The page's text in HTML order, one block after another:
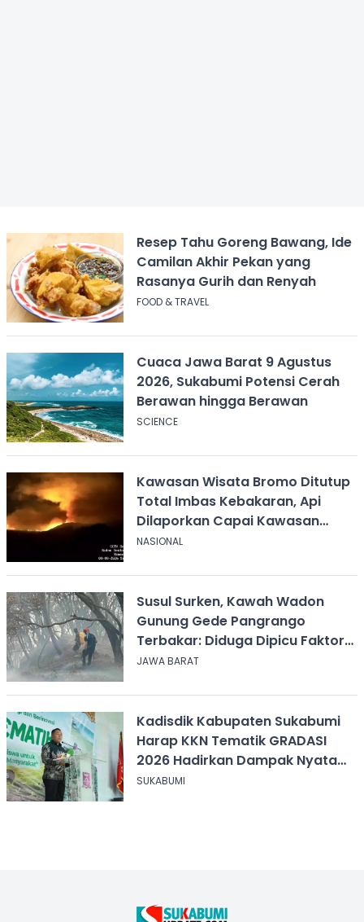
Resep Tahu Goreng Bawang, Ide
Camilan Akhir Pekan yang
Rasanya Gurih dan Renyah
FOOD & TRAVEL
Cuaca Jawa Barat 9 Agustus
2026, Sukabumi Potensi Cerah
Berawan hingga Berawan
SCIENCE
Kawasan Wisata Bromo Ditutup
Total Imbas Kebakaran, Api
Dilaporkan Capai Kawasan
Sabana
NASIONAL
Susul Surken, Kawah Wadon
Gunung Gede Pangrango
Terbakar: Diduga Dipicu Faktor
Alam
JAWA BARAT
Kadisdik Kabupaten Sukabumi
Harap KKN Tematik GRADASI
2026 Hadirkan Dampak Nyata
bagi Masyarakat
SUKABUMI